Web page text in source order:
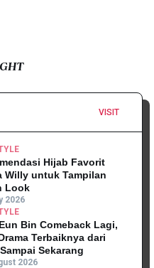
VISIT
Hijab Favorit
Willy untuk Tampilan
Look
2026
Bin Comeback Lagi,
Terbaiknya dari
Sekarang
2026